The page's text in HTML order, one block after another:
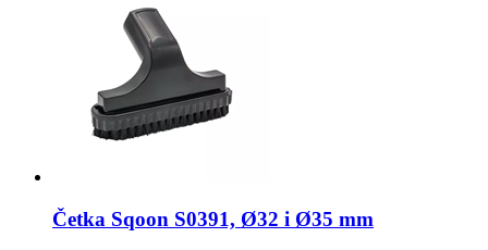
Četka Sqoon S0391, Ø32 i Ø35 mm